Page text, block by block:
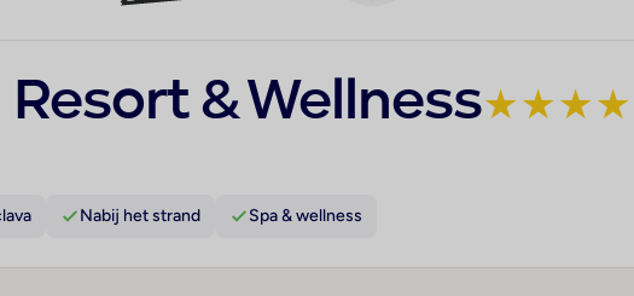
& Wellness★★★★
Nabij het strand Spa & wellness